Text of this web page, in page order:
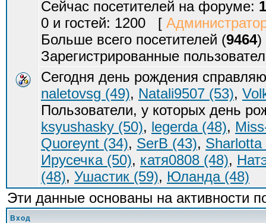
Сейчас посетителей на форуме:
0 и гостей: 1200 [
Больше всего посетителей (9464)
Зарегистрированные
Сегодня день рождения
naletovsg (49), Natali9507 (53),
Пользователи, у которых день
ksyushasky (50), legerda (48),
Quoreynt (34), SerB (43), Sharlotta
Ирусечка (50), катя0808 (48),
(48), Ушастик (59), Юланда (48)
Эти данные основаны на активности
Вход